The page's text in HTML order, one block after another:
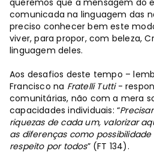
comunicada na linguagem das
preciso conhecer bem este
viver, para propor, com beleza,
linguagem deles.
Aos desafios deste tempo –
Francisco na Fratelli Tutti-
comunitárias, não com a mera
capacidades individuais: “
riquezas de cada um, valorizar
as diferenças como
respeito por todos” (FT 134).